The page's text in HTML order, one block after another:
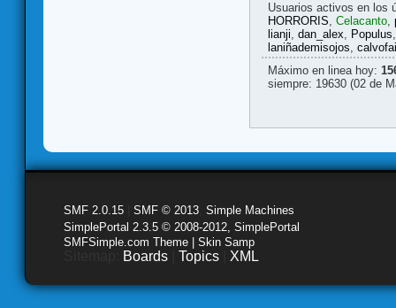
Usuarios activos en los
HORRORIS, Celacanto,
lianji, dan_alex, Populus
laniñademisojos, calvofai
Máximo en linea hoy:
siempre: 19630 (02 de
SMF 2.0.15 SMF © 2013 Simple Machines
SimplePortal 2.3.5 © 2008-2012, SimplePortal
SMFSimple.com Theme | Skin Samp
Boards Topics XML